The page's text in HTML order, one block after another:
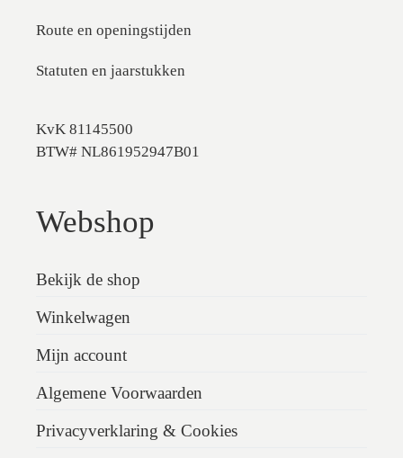
Route en openingstijden
Statuten en jaarstukken
KvK 81145500
BTW# NL861952947B01
Webshop
Bekijk de shop
Winkelwagen
Mijn account
Algemene Voorwaarden
Privacyverklaring & Cookies